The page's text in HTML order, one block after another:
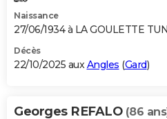
Dictionnaire
Biographies
Citations
Expressions
Proverbes
PROGRAMME TV
S'inscrire
Se connecter
Lycées
Collèges
Primaires
Universités
Entreprises
Service militaire
Avis de recherche
AVIS DE DÉCÈS
Naissance
27/06/1934 à LA GOULETTE
Décès
22/10/2025 auxAngles (Gard)
Georges REFALO (86